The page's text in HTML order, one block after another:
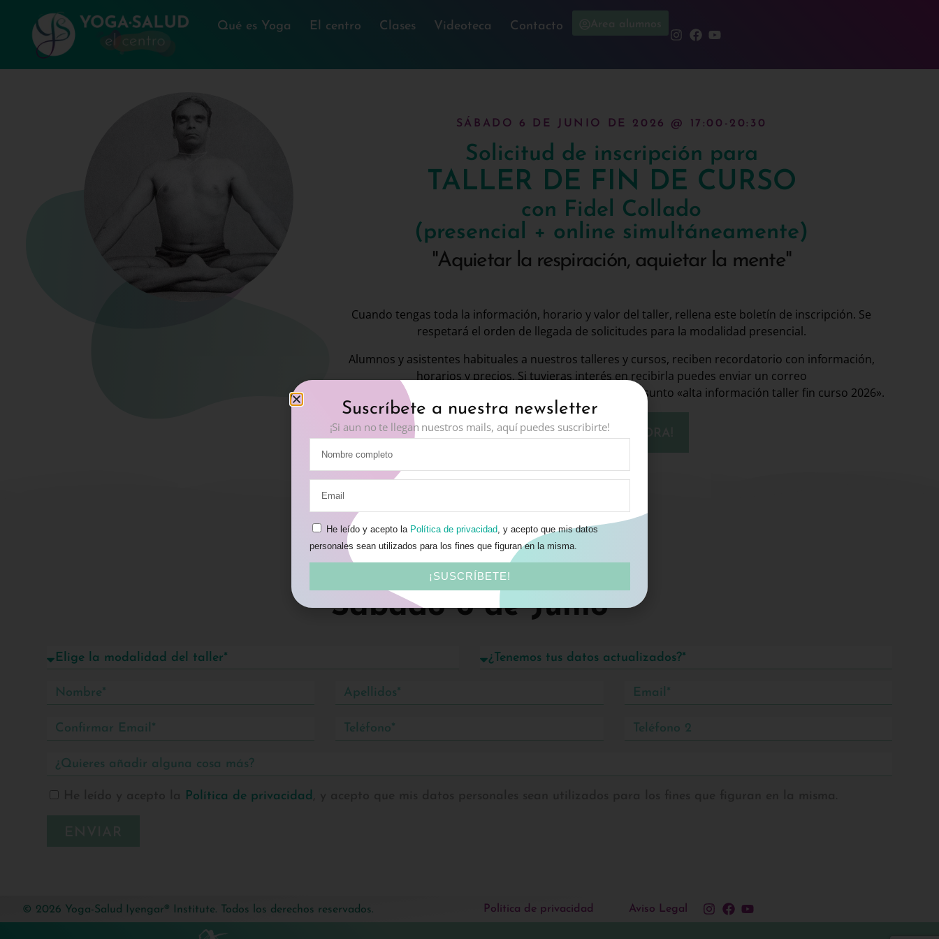
Qué es Yoga El centro Clases Videoteca Contacto
SÁBADO 6 DE JUNIO DE 2026 @ 17:00-20:30
Solicitud de inscripción para
TALLER DE FIN DE CURSO
con Fidel Collado
(presencial + online simultáneamente)
"Aquietar la respiración, aquietar la mente"
Cuando tengas toda la información, horario y valor del taller, rellena este boletín de inscripción. Se
respetará el orden de llegada de solicitudes para la modalidad presencial.
Alumnos y asistentes habituales a nuestros talleres y cursos, reciben recordatorio con información,
horarios y precios. Si tuvieras interés en recibirla puedes enviar un correo
iyengar@centroyogasalud.com indicando tu nombre y asunto «alta información taller fin curso 2026».
¡APUNTATE AHORA!
¡APÚNTATE AHORA!
Sábado 6 de Junio
Política de privacidad
© 2026 Yoga-Salud Iyengar® Institute. Todos los derechos reservados. Política de privacidad Aviso Legal
Suscríbete a nuestra newsletter
¡Si aun no te llegan nuestros mails, aquí puedes suscribirte!
He leído y acepto la Política de privacidad, y acepto que mis datos
personales sean utilizados para los fines que figuran en la misma.
¡SUSCRÍBETE!